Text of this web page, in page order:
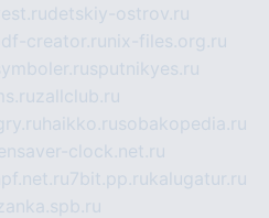
detskiy-ostrov.ru
creator.ru nix-files.org.ru
sputnikyes.ru
zallclub.ru
haikko.rusobakopedia.ru
clock.net.ru
7bit.pp.rukalugatur.ru